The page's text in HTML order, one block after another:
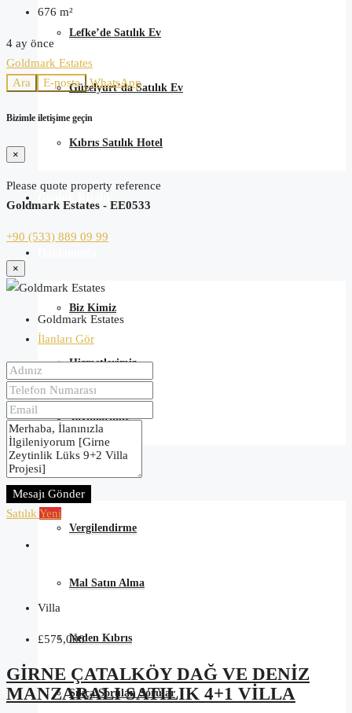
Lefke’de Satılık Ev
Güzelyurt’da Satılık Ev
Kıbrıs Satılık Hotel
Biz Kimiz
Hizmetlerimiz
Yayınlarımız
Satın Alma Rehberi
Vergilendirme
Mal Satın Alma
Neden Kıbrıs
Sıkça Sorulan Sorular
676 m²
4 ay önce
Goldmark Estates
Ara
E-posta WhatsApp
Bizimle iletişime geçin
×
Please quote property reference
Goldmark Estates - EE0533
+90 (533) 889 09 99
×
Goldmark Estates
İlanları Gör
Mesajı Gönder
SatılıkYeni
Villa
£575,000
GIRNE ÇATALKÖY DAĞ VE DENIZ
MANZARALI SATILIK 4+1 VILLA